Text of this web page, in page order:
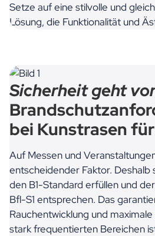
Setze auf eine stilvolle und
Lösung, die Funktionalität und
Sicherheit geht
bei Kunstrasen
Auf Messen und
entscheidender Faktor. Deshalb
den B1-Standard erfüllen und
Bfl-S1 entsprechen. Das
Rauchentwicklung und
stark frequentierten Bereichen